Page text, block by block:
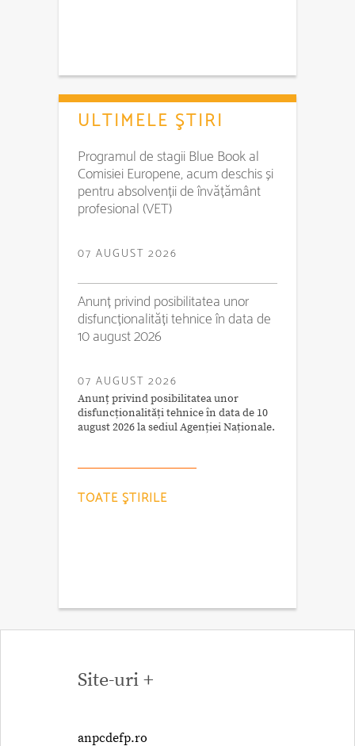
ULTIMELE ŞTIRI
Programul de stagii Blue Book al
Comisiei Europene, acum deschis și
pentru absolvenții de învățământ
profesional (VET)
07 AUGUST 2026
Anunț privind posibilitatea unor
disfuncționalități tehnice în data de
10 august 2026
07 AUGUST 2026
Anunț privind posibilitatea unor
disfuncționalități tehnice în data de 10
august 2026 la sediul Agenției Naționale.
TOATE ŞTIRILE
Site-uri +
anpcdefp.ro